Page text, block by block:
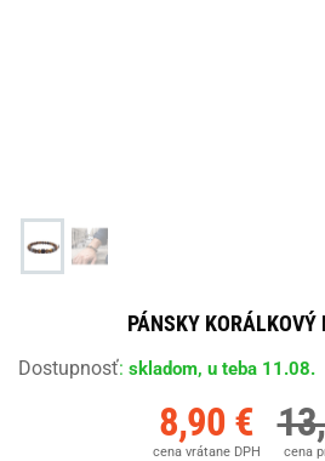
PÁNSKY
Dostupnosť: skladom, u teba 11.08.
8,90 €
cena vrátane DPH cena